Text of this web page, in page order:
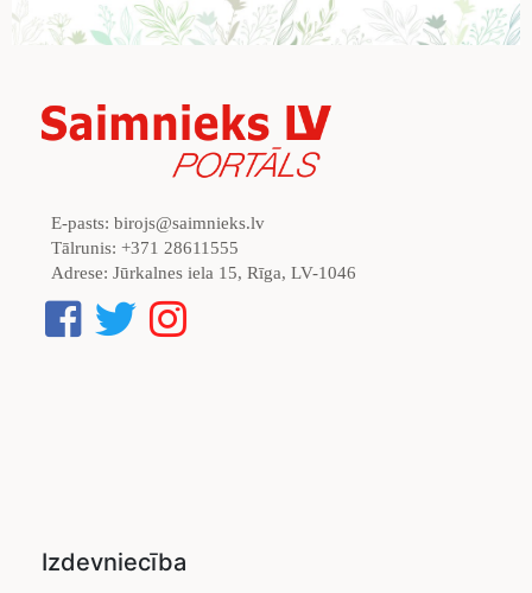
E-pasts: birojs@saimnieks.lv
Tālrunis: +371 28611555
Adrese: Jūrkalnes iela 15, Rīga, LV-1046
Izdevniecība